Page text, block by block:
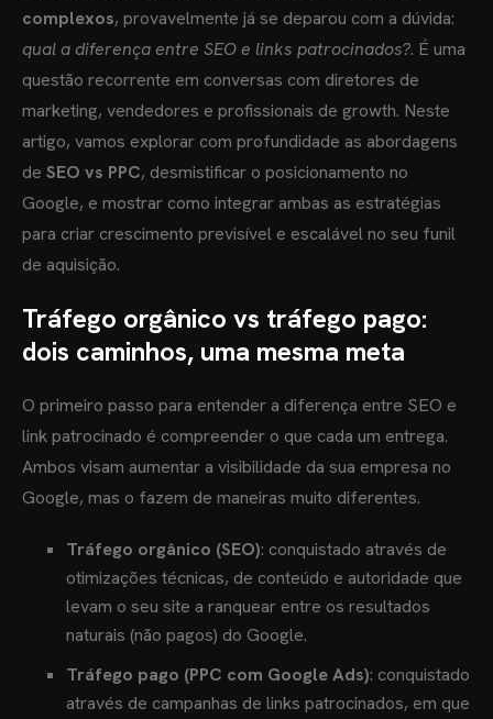
complexos, provavelmente já se deparou com a dúvida:
qual a diferença entre SEO e links patrocinados?. É uma
questão recorrente em conversas com diretores de
marketing, vendedores e profissionais de growth. Neste
artigo, vamos explorar com profundidade as abordagens
de SEO vs PPC, desmistificar o posicionamento no
Google, e mostrar como integrar ambas as estratégias
para criar crescimento previsível e escalável no seu funil
de aquisição.
Tráfego orgânico vs tráfego pago:
dois caminhos, uma mesma meta
O primeiro passo para entender a diferença entre SEO e
link patrocinado é compreender o que cada um entrega.
Ambos visam aumentar a visibilidade da sua empresa no
Google, mas o fazem de maneiras muito diferentes.
Tráfego orgânico (SEO): conquistado através de
otimizações técnicas, de conteúdo e autoridade que
levam o seu site a ranquear entre os resultados
naturais (não pagos) do Google.
Tráfego pago (PPC com Google Ads): conquistado
através de campanhas de links patrocinados, em que